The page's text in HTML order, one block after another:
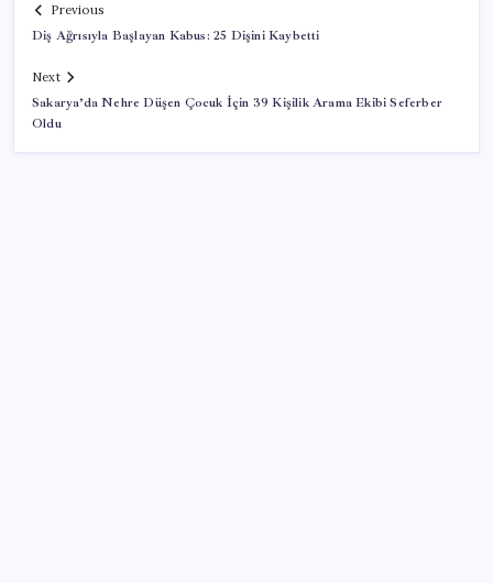
Previous
Diş Ağrısıyla Başlayan Kabus: 25 Dişini Kaybetti
Next
Sakarya’da Nehre Düşen Çocuk İçin 39 Kişilik Arama Ekibi Seferber
Oldu